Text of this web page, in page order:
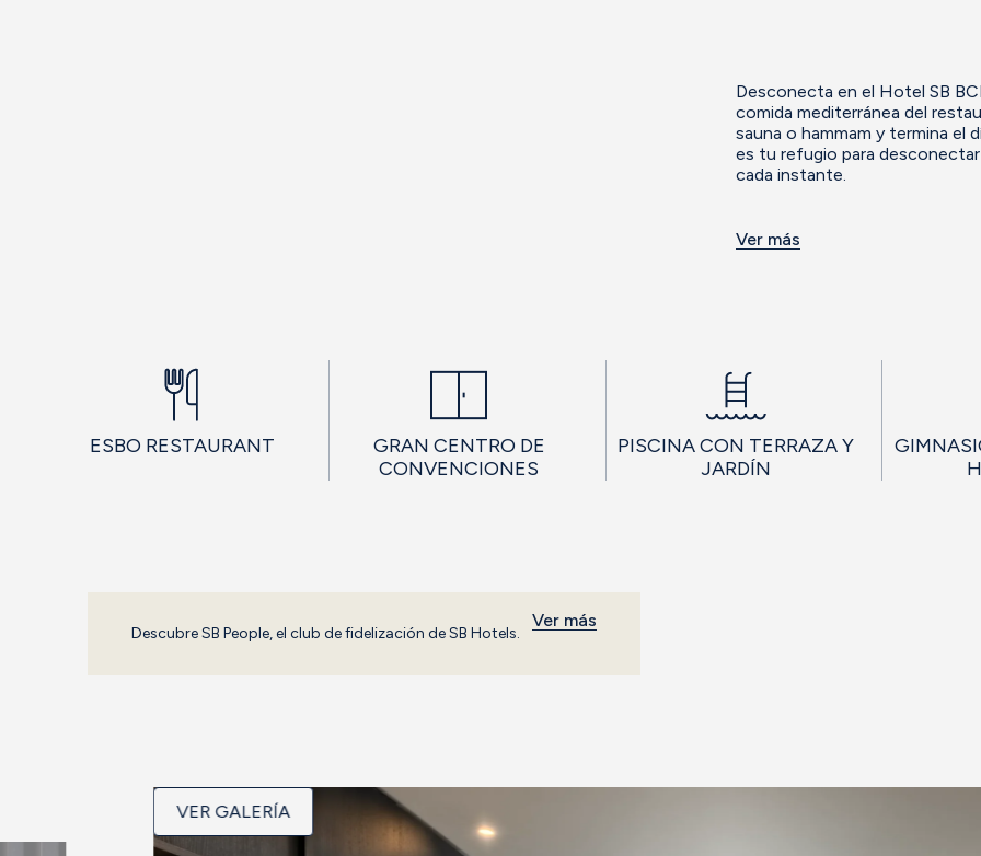
Desconecta en el Hotel SB
comida mediterránea del
sauna o hammam y termina el
es tu refugio para
cada instante.
Ver más
ESBO RESTAURANT
GRAN CENTRO DE
CONVENCIONES
PISCINA CON TERRAZA Y
JARDÍN
Descubre SB People, el club de fidelización de SB Hotels.
Ver más
VER GALERÍA